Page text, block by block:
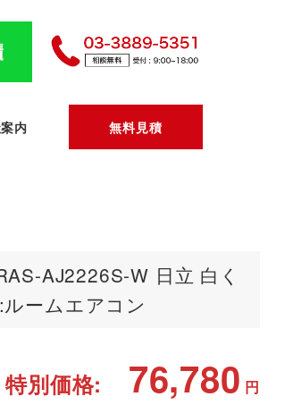
内 無料見積
AJ2226S-W 日立 白く
ームエアコン
特別価格: 76,780 円